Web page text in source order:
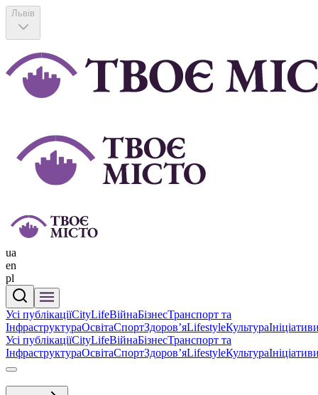
Львів
ua
en
pl
Усі публікаціїCityLifeВійнаБізнесТранспорт та
ІнфраструктураОсвітаСпортЗдоровʼяLifestyleКультура
Усі публікаціїCityLifeВійнаБізнесТранспорт та
ІнфраструктураОсвітаСпортЗдоровʼяLifestyleКультура